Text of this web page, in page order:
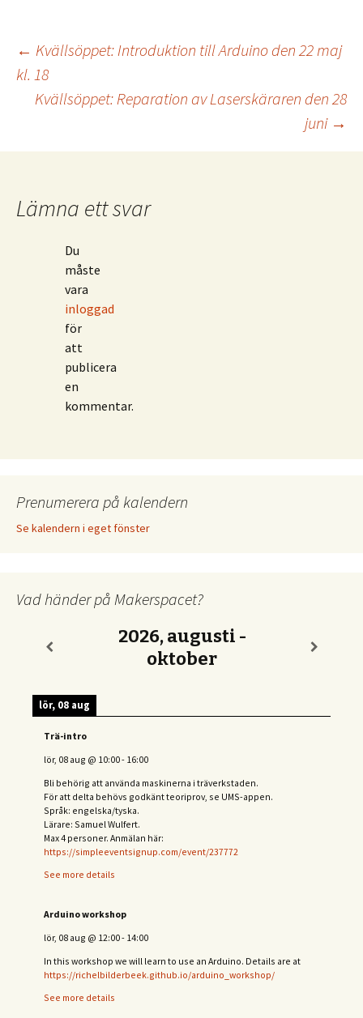
Inläggsnavigering
← Kvällsöppet: Introduktion till Arduino den 22 maj
kl. 18
Kvällsöppet: Reparation av Laserskäraren den 28
juni →
Lämna ett svar
Du
måste
vara
inloggad
för
att
publicera
en
kommentar.
Prenumerera på kalendern
Se kalendern i eget fönster
Vad händer på Makerspacet?
2026, augusti -
oktober
lör, 08 aug
Trä-intro
lör, 08 aug @ 10:00- 16:00
Bli behörig att använda maskinerna i träverkstaden.
För att delta behövs godkänt teoriprov, se UMS-appen.
Språk: engelska/tyska.
Lärare: Samuel Wulfert.
Max 4 personer. Anmälan här:
https://simpleeventsignup.com/event/237772
See more details
Arduino workshop
lör, 08 aug @ 12:00- 14:00
In this workshop we will learn to use an Arduino. Details are at
https://richelbilderbeek.github.io/arduino_workshop/
See more details